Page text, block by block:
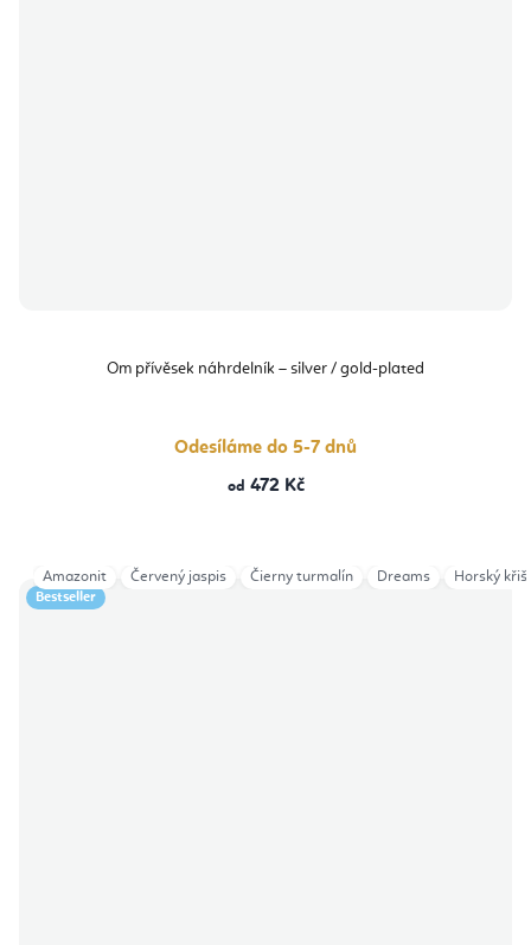
Om přívěsek náhrdelník – silver / gold-plated
Odesíláme do 5-7 dnů
od 472 Kč
Bestseller
Amazonit Červený jaspis Čierny turmalín Dreams Horský